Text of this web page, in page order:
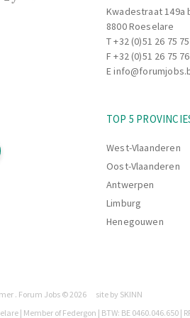
Kwadestraat 149a
8800 Roeselare
T+32 (0)51 26 75 75
F +32 (0)51 26 75 76
E
TOP 5
West-Vlaanderen
Oost-Vlaanderen
Antwerpen
Limburg
Henegouwen
Forum Jobs © 2026
site by SKINN
| Member of Federgon | BTW: BE 0460.046.650 |